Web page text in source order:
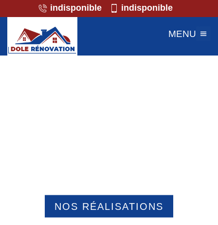
indisponible indisponible
MENU
NOS RÉALISATIONS